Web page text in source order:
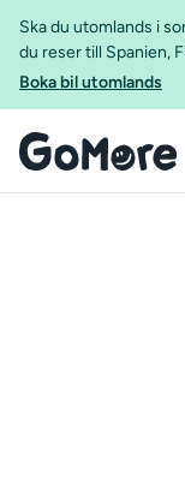
Ska du utomlands i
du reser till Spanien,
Boka bil utomlands